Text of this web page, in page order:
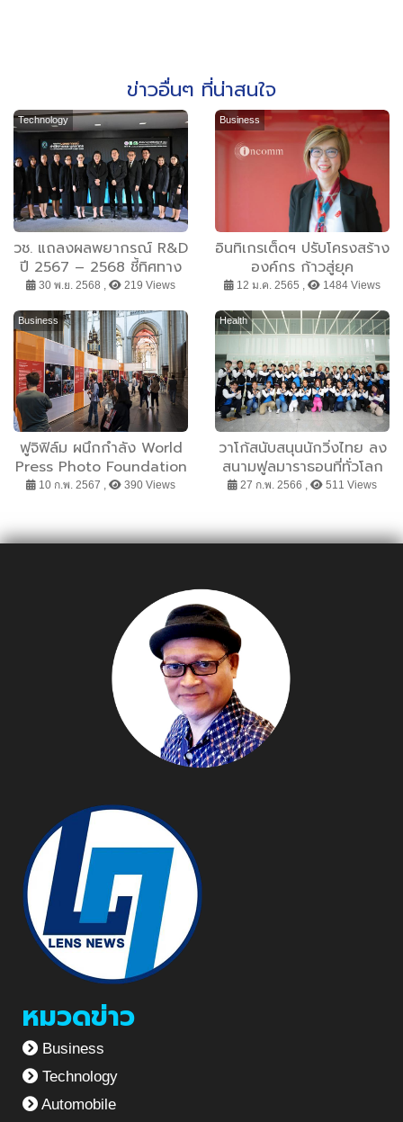
ข่าวอื่นๆ ที่น่าสนใจ
Technology
วช. แถลงผลพยากรณ์ R&D
ปี 2567 – 2568 ชี้ทิศทาง
การลงทุนวิจัยไทย หนุนวาง
นวัตกรรม
30 พ.ย. 2568 , 219 Views
Business
อินทิเกรเต็ดฯ ปรับโครงสร้าง
องค์กร ก้าวสู่ยุค
Metaverse PR เสริมทัพ
Development & Digital
เดินหน้าบุกงานพีอาร์ออฟ
ไลน์-ออนไลน์เต็มรูปแบบ
12 ม.ค. 2565 , 1484 Views
Business
ฟูจิฟิล์ม ผนึกกำลัง World
Press Photo Foundation
เดินหน้ายกระดับวัฒนธรรม
10 ก.พ. 2567 , 390 Views
Health
วาโก้สนับสนุนนักวิ่งไทย ลง
สนามฟูลมาราธอนที่ทั่วโลก
รอคอย “KYOTO
& CW-X ณ เกียวโต ญี่ปุ่น
27 ก.พ. 2566 , 511 Views
หมวดข่าว
Business
Technology
Automobile